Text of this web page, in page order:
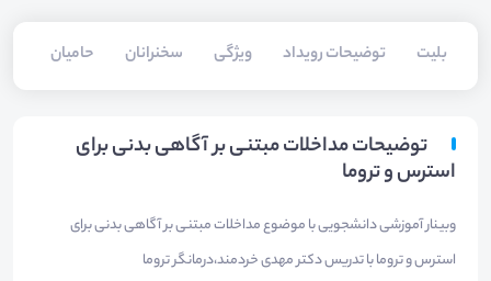
بلیت‌ توضیحات رویداد ویژگی سخنرانان حامیان
توضیحات مداخلات مبتنی بر آگاهی بدنی برای
استرس و تروما
وبینار آموزشی دانشجویی با موضوع مداخلات مبتنی بر آگاهی بدنی برای
استرس و تروما با تدریس دکتر مهدی خردمند،درمانگر تروما